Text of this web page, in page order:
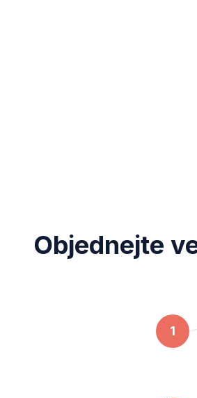
Objednejte
1